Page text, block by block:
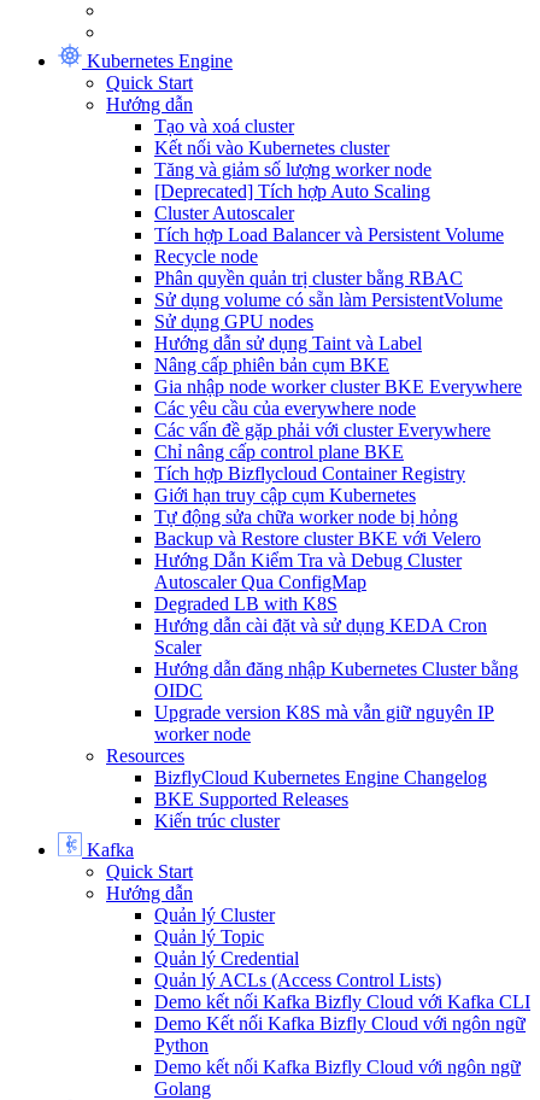
Kubernetes Engine
Quick Start
Hướng dẫn
Tạo và xoá cluster
Kết nối vào Kubernetes cluster
Tăng và giảm số lượng worker node
[Deprecated] Tích hợp Auto Scaling
Cluster Autoscaler
Tích hợp Load Balancer và Persistent Volume
Recycle node
Phân quyền quản trị cluster bằng RBAC
Sử dụng volume có sẵn làm PersistentVolume
Sử dụng GPU nodes
Hướng dẫn sử dụng Taint và Label
Nâng cấp phiên bản cụm BKE
Gia nhập node worker cluster BKE Everywhere
Các yêu cầu của everywhere node
Các vấn đề gặp phải với cluster Everywhere
Chỉ nâng cấp control plane BKE
Tích hợp Bizflycloud Container Registry
Giới hạn truy cập cụm Kubernetes
Tự động sửa chữa worker node bị hỏng
Backup và Restore cluster BKE với Velero
Hướng Dẫn Kiểm Tra và Debug Cluster
Autoscaler Qua ConfigMap
Degraded LB with K8S
Hướng dẫn cài đặt và sử dụng KEDA Cron
Scaler
Hướng dẫn đăng nhập Kubernetes Cluster bằng
OIDC
Upgrade version K8S mà vẫn giữ nguyên IP
worker node
Resources
BizflyCloud Kubernetes Engine Changelog
BKE Supported Releases
Kiến trúc cluster
Kafka
Quick Start
Hướng dẫn
Quản lý Cluster
Quản lý Topic
Quản lý Credential
Quản lý ACLs (Access Control Lists)
Demo kết nối Kafka Bizfly Cloud với Kafka CLI
Demo Kết nối Kafka Bizfly Cloud với ngôn ngữ
Python
Demo kết nối Kafka Bizfly Cloud với ngôn ngữ
Golang